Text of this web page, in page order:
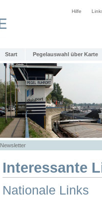
Hilfe
Start Pegelauswahl über Karte
Newsletter
Interessante
Nationale Links